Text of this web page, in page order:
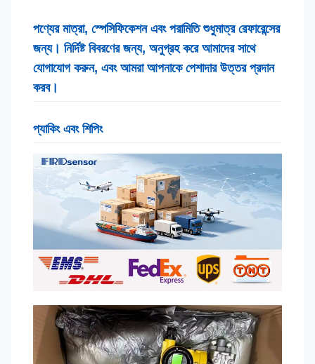
পণ্যের মাত্রা, স্পেসিফিকেশন এবং পরামিতি শুধুমাত্র রেফারেন্সের
জন্য। নির্দিষ্ট বিবরণের জন্য, অনুগ্রহ করে আমাদের সাথে
যোগাযোগ করুন, এবং আমরা আপনাকে পেশাদার উত্তর প্রদান
করব।
প্যাকিং এবং শিপিং